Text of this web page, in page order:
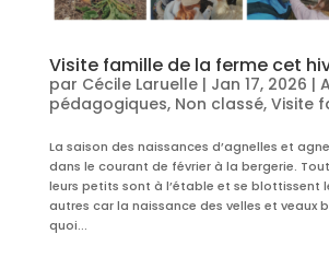
Visite famille de la ferme cet
par Cécile Laruelle| Jan 17, 2026 |
pédagogiques, Non classé, Visite
La saison des naissances d’agnelles et
dans le courant de février à la bergerie.
leurs petits sont à l’étable et se blottissent
autres car la naissance des velles et veaux
quoi...